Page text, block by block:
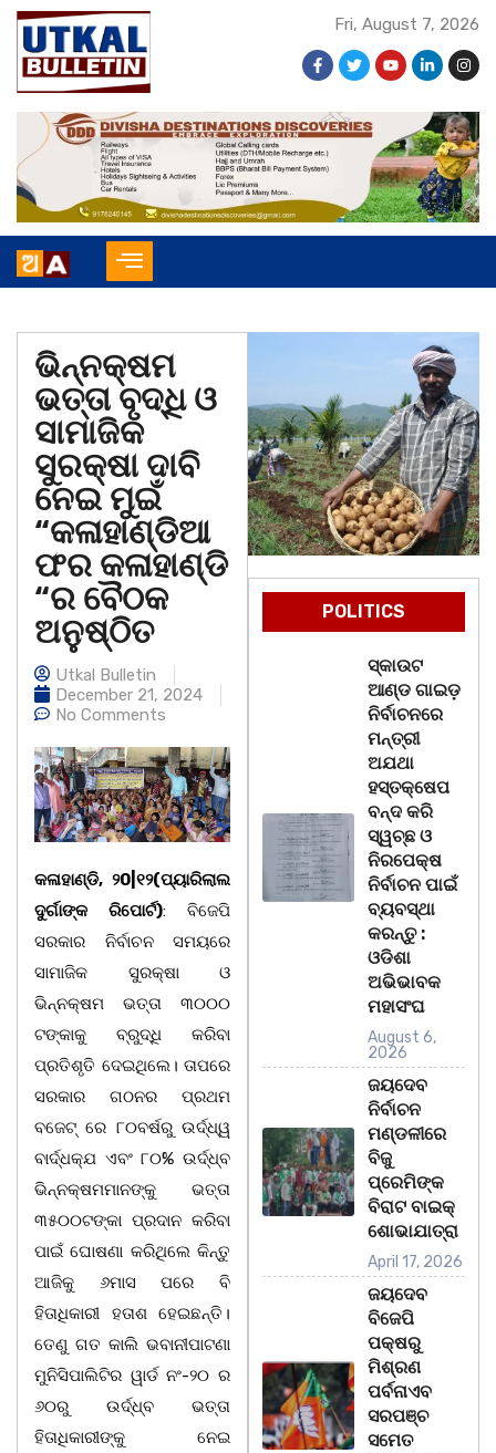
Fri, August 7, 2026
ଭିନ୍ନକ୍ଷମ
ଭତ୍ତା ବୃଦ୍ଧି ଓ
ସାମାଜିକ
ସୁରକ୍ଷା ଦାବି
ନେଇ ମୁଇଁ
“କଳାହାଣ୍ଡିଆ
ଫର କଳାହାଣ୍ଡି
“ର ବୈଠକ
ଅନୁଷ୍ଠିତ
Utkal Bulletin
December 21, 2024
No Comments
କଳାହାଣ୍ଡି, ୨0|୧୨(ପ୍ୟାରିଲାଲ
ଦୁର୍ଗାଙ୍କ ରିପୋର୍ଟ): ବିଜେପି
ସରକାର ନିର୍ବାଚନ ସମୟରେ
ସାମାଜିକ ସୁରକ୍ଷା ଓ
ଭିନ୍ନକ୍ଷମ ଭତ୍ତା ୩୦୦୦
ଟଙ୍କାକୁ ବ୍ରୁଦ୍ଧି କରିବା
ପ୍ରତିଶୃତି ଦେଇଥିଲେ। ତାପରେ
ସରକାର ଗଠନର ପ୍ରଥମ
ବଜେଟ୍ ରେ ୮୦ବର୍ଷରୁ ଉର୍ଦ୍ଧ୍ୱ
ବାର୍ଦ୍ଧକ୍ଯ ଏବଂ ୮୦% ଉର୍ଦ୍ଧ୍ବ
ଭିନ୍ନକ୍ଷମମାନଙ୍କୁ ଭତ୍ତା
୩୫୦୦ଟଙ୍କା ପ୍ରଦାନ କରିବା
ପାଇଁ ଘୋଷଣା କରିଥିଲେ କିନ୍ତୁ
ଆଜିକୁ ୬ମାସ ପରେ ବି
ହିତାଧିକାରୀ ହତାଶ ହେଇଛନ୍ତି।
ତେଣୁ ଗତ କାଲି ଭବାନୀପାଟଣା
ମୁନିସିପାଲିଟିର ୱାର୍ଡ ନଂ-୨୦ ର
୬୦ରୁ ଉର୍ଦ୍ଧ୍ବ ଭତ୍ତା
ହିତାଧିକାରୀଙ୍କୁ ନେଇ
POLITICS
ସ୍କାଉଟ
ଆଣ୍ଡ ଗାଇଡ଼
ନିର୍ବାଚନରେ
ମନ୍ତ୍ରୀ
ଅଯଥା
ହସ୍ତକ୍ଷେପ
ବନ୍ଦ କରି
ସ୍ୱଚ୍ଛ ଓ
ନିରପେକ୍ଷ
ନିର୍ବାଚନ ପାଇଁ
ବ୍ୟବସ୍ଥା
କରନ୍ତୁ :
ଓଡିଶା
ଅଭିଭାବକ
ମହାସଂଘ
August 6,
2026
ଜୟଦେବ
ନିର୍ବାଚନ
ମଣ୍ଡଳୀରେ
ବିଜୁ
ପ୍ରେମିଙ୍କ
ବିରାଟ ବାଇକ୍
ଶୋଭାଯାତ୍ରା
April 17, 2026
ଜୟଦେବ
ବିଜେପି
ପକ୍ଷରୁ
ମିଶ୍ରଣ
ପର୍ବନାଏବ
ସରପଞ୍ଚ
ସମେତ